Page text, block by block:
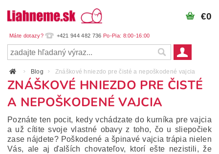
+421 944 482 736
€0
Blog Znáškové hniezdo pre čisté a nepoškodené vajcia
ZNÁŠKOVÉ HNIEZDO PRE ČISTÉ
A NEPOŠKODENÉ VAJCIA
Poznáte ten pocit, kedy vchádzate do kurníka pre vajcia
a už cítite svoje vlastné obavy z toho, čo u sliepočiek
zase nájdete? Poškodené a špinavé vajcia trápia nielen
Vás, ale aj ďalších chovateľov, ktorí ešte nezistili, že